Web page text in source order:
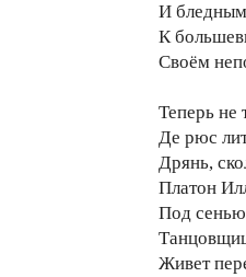
И бледным
К
Своём
Теперь не
Де рюс
Дрянь,
Платон
Под
Живет